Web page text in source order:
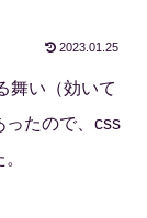
2023.01.25
舞い（効いて
ったので、css